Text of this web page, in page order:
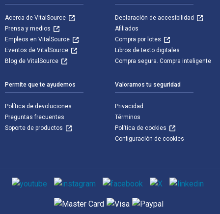
Acerca de VitalSource
Prensa y medios
Empleos en VitalSource
Eventos de VitalSource
Blog de VitalSource
Declaración de accesibilidad
Afiliados
Compra por lotes
Libros de texto digitales
Compra segura. Compra inteligente
Permite que te ayudemos
Política de devoluciones
Preguntas frecuentes
Soporte de productos
Valoramos tu seguridad
Privacidad
Términos
Política de cookies
Configuración de cookies
Medios de comunicación social
Métodos de pago admitidos